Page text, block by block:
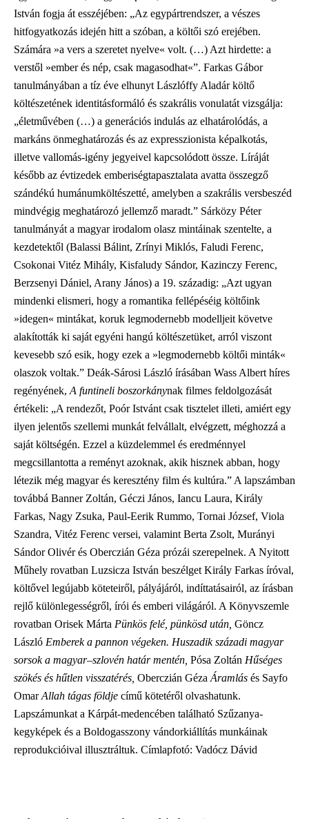
István fogja át esszéjében: „Az egypártrendszer, a vészes
hitfogyatkozás idején hitt a szóban, a költői szó erejében.
Számára »a vers a szeretet nyelve« volt. (…) Azt hirdette: a
verstől »ember és nép, csak magasodhat«”. Farkas Gábor
tanulmányában a tíz éve elhunyt Lászlóffy Aladár költő
költészetének identitásformáló és szakrális vonulatát vizsgálja:
„életművében (…) a generációs indulás az elhatárolódás, a
markáns önmeghatározás és az expresszionista képalkotás,
illetve vallomás-igény jegyeivel kapcsolódott össze. Líráját
később az évtizedek emberiségtapasztalata avatta összegző
szándékú humánumköltészetté, amelyben a szakrális versbeszéd
mindvégig meghatározó jellemző maradt.” Sárközy Péter
tanulmányát a magyar irodalom olasz mintáinak szentelte, a
kezdetektől (Balassi Bálint, Zrínyi Miklós, Faludi Ferenc,
Csokonai Vitéz Mihály, Kisfaludy Sándor, Kazinczy Ferenc,
Berzsenyi Dániel, Arany János) a 19. századig: „Azt ugyan
mindenki elismeri, hogy a romantika fellépéséig költőink
»idegen« mintákat, koruk legmodernebb modelljeit követve
alakították ki saját egyéni hangú költészetüket, arról viszont
kevesebb szó esik, hogy ezek a »legmodernebb költői minták«
olaszok voltak.” Deák-Sárosi László írásában Wass Albert híres
regényének, A funtineli boszorkánynak filmes feldolgozását
értékeli: „A rendezőt, Poór Istvánt csak tisztelet illeti, amiért egy
ilyen jelentős szellemi munkát felvállalt, elvégzett, méghozzá a
saját költségén. Ezzel a küzdelemmel és eredménnyel
megcsillantotta a reményt azoknak, akik hisznek abban, hogy
létezik még magyar és keresztény film és kultúra.” A lapszámban
továbbá Banner Zoltán, Géczi János, Iancu Laura, Király
Farkas, Nagy Zsuka, Paul-Eerik Rummo, Tornai József, Viola
Szandra, Vitéz Ferenc versei, valamint Berta Zsolt, Murányi
Sándor Olivér és Oberczián Géza prózái szerepelnek. A Nyitott
Műhely rovatban Luzsicza István beszélget Király Farkas íróval,
költővel legújabb köteteiről, pályájáról, indíttatásairól, az írásban
rejlő különlegességről, írói és emberi világáról. A Könyvszemle
rovatban Orisek Márta Pünkös felé, pünkösd után, Göncz
László Emberek a pannon végeken. Huszadik századi magyar
sorsok a magyar–szlovén határ mentén, Pósa Zoltán Hűséges
szökés és hűtlen visszatérés, Oberczián Géza Áramlás és Sayfo
OmarAllah tágas földje című kötetéről olvashatunk.
Lapszámunkat a Kárpát-medencében található Szűzanya-
kegyképek és a Boldogasszony vándorkiállítás munkáinak
reprodukcióival illusztráltuk. Címlapfotó: Vadócz Dávid